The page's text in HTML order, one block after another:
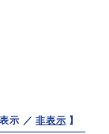
表示 ／非表示 】